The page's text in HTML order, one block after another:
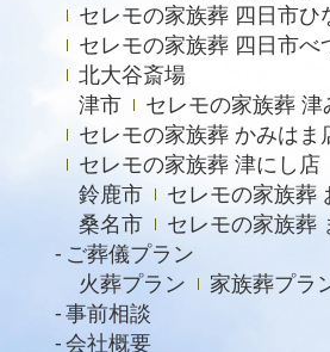
2022年9月
2022年8月
2022年4月
2022年2月
2021年11月
2021年6月
2021年4月
2021年2月
セレモの家族葬 四日市ひ
セレモの家族葬 四日市べ
北大谷斎場
津市
セレモの家族葬 津
セレモの家族葬 かみはま
セレモの家族葬 津にし店
鈴鹿市
セレモの家族葬
桑名市
セレモの家族葬
ご葬儀プラン
火葬プラン
家族葬プラ
事前相談
会社概要